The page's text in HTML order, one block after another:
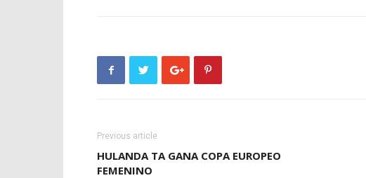
Previous article
HULANDA TA GANA COPA EUROPEO
FEMENINO